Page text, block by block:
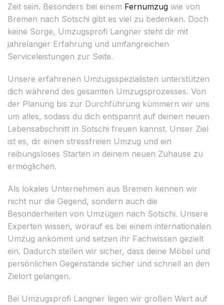
Zeit sein. Besonders bei einem Fernumzug wie von
Bremen nach Sotschi gibt es viel zu bedenken. Doch
keine Sorge, Umzugsprofi Langner steht dir mit
jahrelanger Erfahrung und umfangreichen
Serviceleistungen zur Seite.
Unsere erfahrenen Umzugsspezialisten unterstützen
dich während des gesamten Umzugsprozesses. Von
der Planung bis zur Durchführung kümmern wir uns
um alles, sodass du dich entspannt auf deinen neuen
Lebensabschnitt in Sotschi freuen kannst. Unser Ziel
ist es, dir einen stressfreien Umzug und ein
reibungsloses Starten in deinem neuen Zuhause zu
ermöglichen.
Als lokales Unternehmen aus Bremen kennen wir
nicht nur die Gegend, sondern auch die
Besonderheiten von Umzügen nach Sotschi. Unsere
Experten wissen, worauf es bei einem internationalen
Umzug ankommt und setzen ihr Fachwissen gezielt
ein. Dadurch stellen wir sicher, dass deine Möbel und
persönlichen Gegenstände sicher und schnell an den
Zielort gelangen.
Bei Umzugsprofi Langner legen wir großen Wert auf